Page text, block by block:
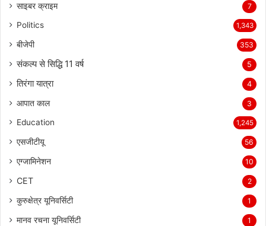
साइबर क्राइम 7
Politics 1,343
बीजेपी 353
संकल्प से सिद्धि 11 वर्ष 5
तिरंगा यात्रा 4
आपात काल 3
Education 1,245
एसजीटीयू 56
एग्जामिनेशन 10
CET 2
कुरुक्षेत्र यूनिवर्सिटी 1
मानव रचना यूनिवर्सिटी 1